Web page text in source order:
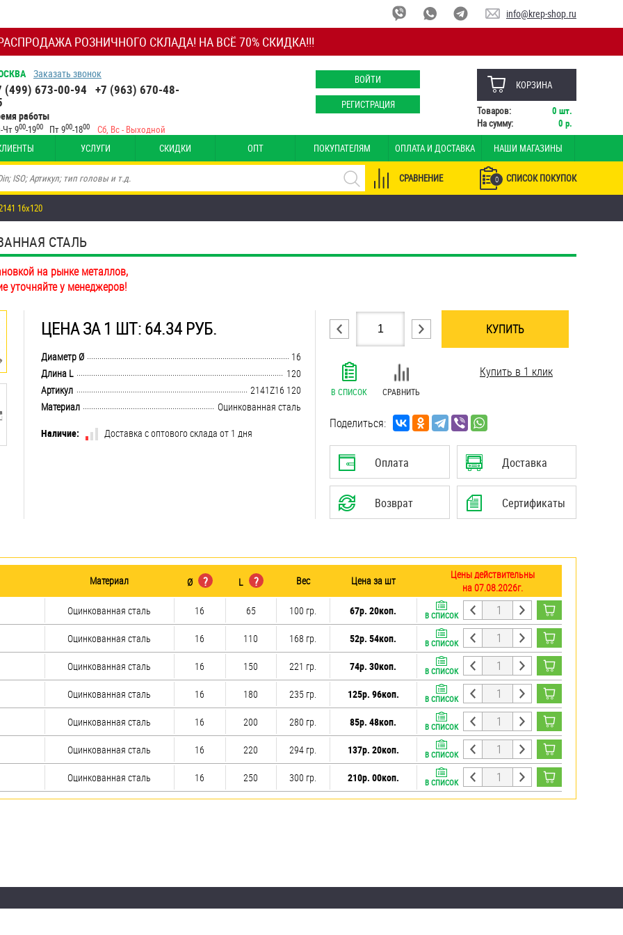
РОЗНИЧНОГО СКЛАДА! НА ВСЁ 70% СКИДКА!!!
info@krep-shop.ru
Заказать звонок
(499) 673-00-94 +7 (963) 670-48-
работы
Чт 900-1900 Пт 900-1800 Сб, Вс - Выходной
ВОЙТИ
РЕГИСТРАЦИЯ
КОРЗИНА
Товаров: 0 шт.
На сумму:
0 р.
УСЛУГИ СКИДКИ ОПТ ПОКУПАТЕЛЯМ ОПЛАТА И ДОСТАВКА НАШИ МАГАЗИНЫ
0 СПИСОК ПОКУПОК
СРАВНЕНИЕ
16х120
СТАЛЬ
на рынке металлов,
уточняйте у менеджеров!
ЦЕНА ЗА 1 ШТ: 64.34 РУБ.
........................................................................................................................................................................................................
Диаметр Ø
16
........................................................................................................................................................................................................
Длина L
120
........................................................................................................................................................................................................
Артикул
2141Z16 120
........................................................................................................................................................................................................
Материал
Оцинкованная сталь
Наличие:
Доставка с оптового склада от 1 дня
КУПИТЬ
В СПИСОК СРАВНИТЬ
Купить в 1 клик
Поделиться:
Оплата Доставка
Возврат Сертификаты
Материал Ø ? L ? Вес Цена за шт
Цены действительны
на 07.08.2026г.
Оцинкованная сталь 16 65 100 гр. 67р. 20коп. В СПИСОК
Оцинкованная сталь 16 110 168 гр. 52р. 54коп. В СПИСОК
Оцинкованная сталь 16 150 221 гр. 74р. 30коп. В СПИСОК
Оцинкованная сталь 16 180 235 гр. 125р. 96коп. В СПИСОК
Оцинкованная сталь 16 200 280 гр. 85р. 48коп. В СПИСОК
Оцинкованная сталь 16 220 294 гр. 137р. 20коп. В СПИСОК
Оцинкованная сталь 16 250 300 гр. 210р. 00коп. В СПИСОК